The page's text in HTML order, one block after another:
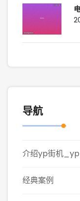
导航
介绍yp街机
经典案例